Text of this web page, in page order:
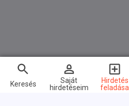
Keresés
Saját
hirdetéseim
Hirdetés
feladása